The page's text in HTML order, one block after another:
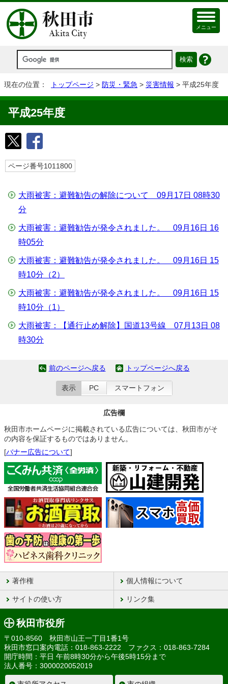
メニュー
現在の位置： トップページ > 防災・緊急 > 災害情報 > 平成25年度
平成25年度
ページ番号1011800
大雨被害：避難勧告の解除について 09月17日 08時30
分
大雨被害：避難勧告が発令されました。 09月16日 16
時05分
大雨被害：避難勧告が発令されました。 09月16日 15
時10分（2）
大雨被害：避難勧告が発令されました。 09月16日 15
時10分（1）
大雨被害：【通行止め解除】国道13号線 07月13日 08
時30分
前のページへ戻る トップページへ戻る
表示 PC スマートフォン
広告欄
秋田市ホームページに掲載されている広告については、秋田市がそ
の内容を保証するものではありません。
[バナー広告について]
著作権 個人情報について
サイトの使い方 リンク集
秋田市役所
〒010-8560 秋田市山王一丁目1番1号
秋田市窓口案内電話：018-863-2222 ファクス：018-863-7284
開庁時間：平日 午前8時30分から午後5時15分まで
法人番号：3000020052019